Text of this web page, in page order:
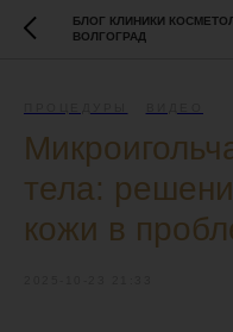
БЛОГ КЛИНИКИ
ВОЛГОГРАД
тела:
кожи в